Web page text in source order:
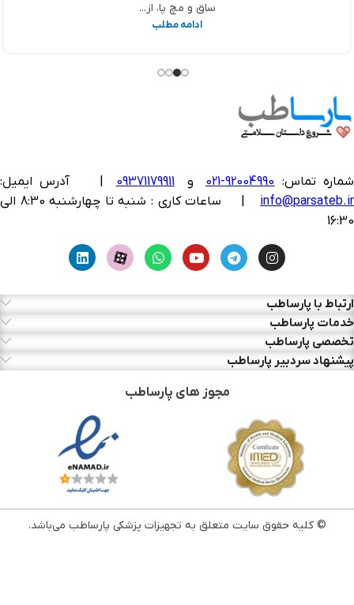
ساق و مچ پا، از...
ادامه مطلب
شماره تماس: 92004990-021 و 09371179911
آدرس ایمیل:
info@parsateb.ir
| ساعات کاری : شنبه تا چهارشنبه 8:30 الی
16:30
ارتباط با پارساطب
خدمات پارساطب
تخصصی پارساطب
پیشنهاد سردبیر پارساطب
مجوز های پارساطب
© کلیه حقوق سایت متعلق به تجهیزات پزشکی پارساطب می‌باشد.